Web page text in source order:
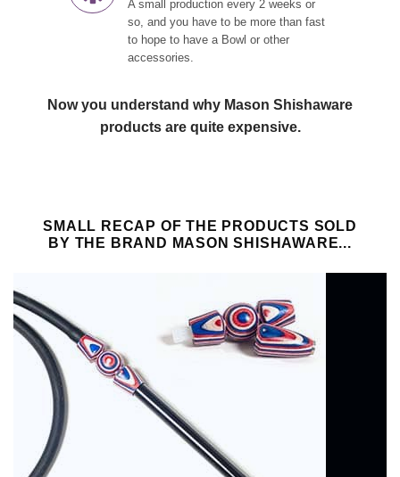
A small production every 2 weeks or
so, and you have to be more than fast
to hope to have a Bowl or other
accessories.
Now you understand why Mason Shishaware
products are quite expensive.
SMALL RECAP OF THE PRODUCTS SOLD
BY THE BRAND MASON SHISHAWARE...